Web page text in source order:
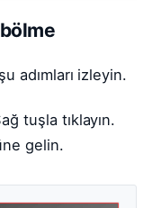
adımları izleyin.
tuşla tıklayın.
gelin.